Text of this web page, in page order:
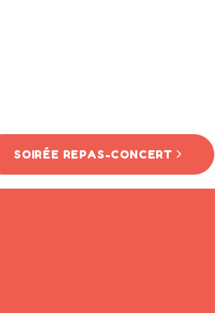
SOIRÉE REPAS-CONCERT